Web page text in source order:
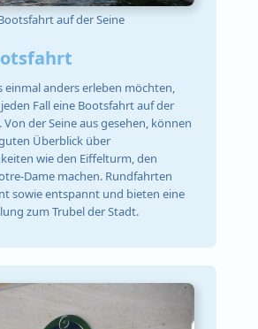
auf der Seine
einmal anders erleben möchten,
Fall eine Bootsfahrt auf der
Von der Seine aus gesehen, können
Überblick über
wie den Eiffelturm, den
Dame machen. Rundfahrten
sowie entspannt und bieten eine
zum Trubel der Stadt.